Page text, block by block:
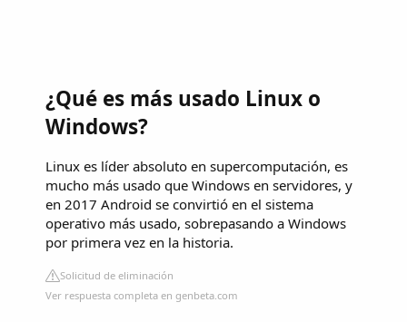
¿Qué es más usado Linux o
Windows?
Linux es líder absoluto en supercomputación, es
mucho más usado que Windows en servidores, y
en 2017 Android se convirtió en el sistema
operativo más usado, sobrepasando a Windows
por primera vez en la historia.
Solicitud de eliminación
Ver respuesta completa en genbeta.com